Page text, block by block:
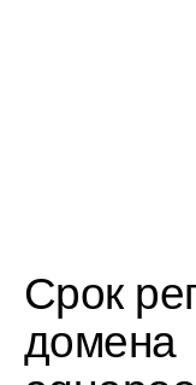
Срок
домена